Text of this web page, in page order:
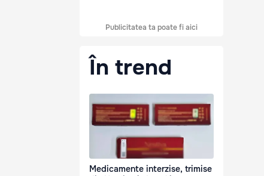
Publicitatea ta poate fi aici
În trend
Medicamente interzise, trimise